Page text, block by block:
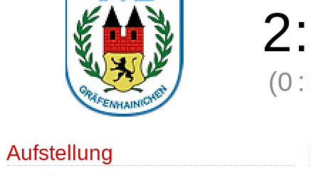
2:
(0 :
Aufstellung